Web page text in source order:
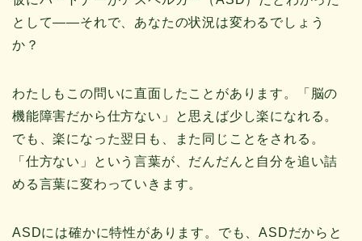
として——それで、あなたの状況は変わるでしょう
か？
わたしもこの問いに直面したことがあります。「脳の
機能障害だから仕方ない」と思えば少し楽になれる。
でも、楽になった翌日も、また同じことをされる。
「仕方ない」という言葉が、だんだんと自分を追い詰
める言葉に変わっていきます。
ASDには確かに特性があります。でも、ASDだからと